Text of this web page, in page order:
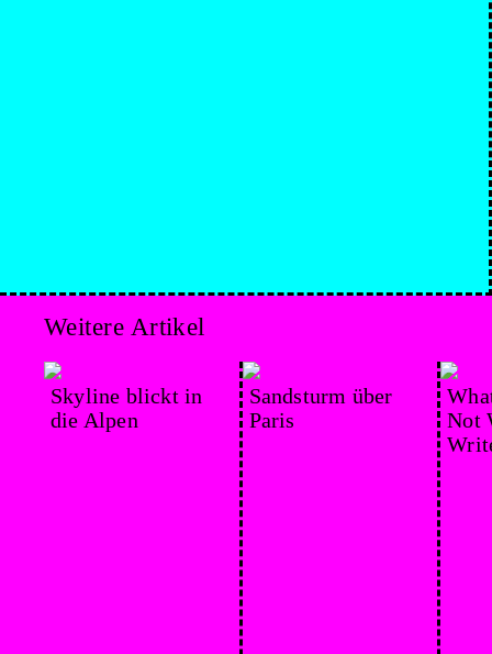
Weitere Artikel
Skyline blickt in
die Alpen
Sandsturm über
Paris
Not